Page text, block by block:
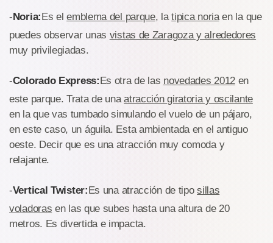
-Noria:Es elemblema del parque, latipica noriaen la que
puedes observar unas vistas de Zaragoza y alrededores
muy privilegiadas.
-Colorado Express:Es otra de las novedades 2012en
este parque. Trata de unaatracción giratoria y oscilante
en la que vas tumbado simulando el vuelo de un pájaro,
en este caso, un águila. Esta ambientada en el antiguo
oeste. Decir que es una atracción muy comoda y
relajante.
-Vertical Twister:Es una atracción de tiposillas
voladoras en las que subes hasta una altura de 20
metros. Es divertida e impacta.